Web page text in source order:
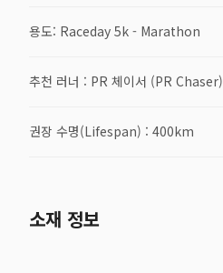
용도: Raceday 5k - Marathon
추천 러너 : PR 체이서 (PR Chaser)
권장 수명(Lifespan) : 400km
소재 정보